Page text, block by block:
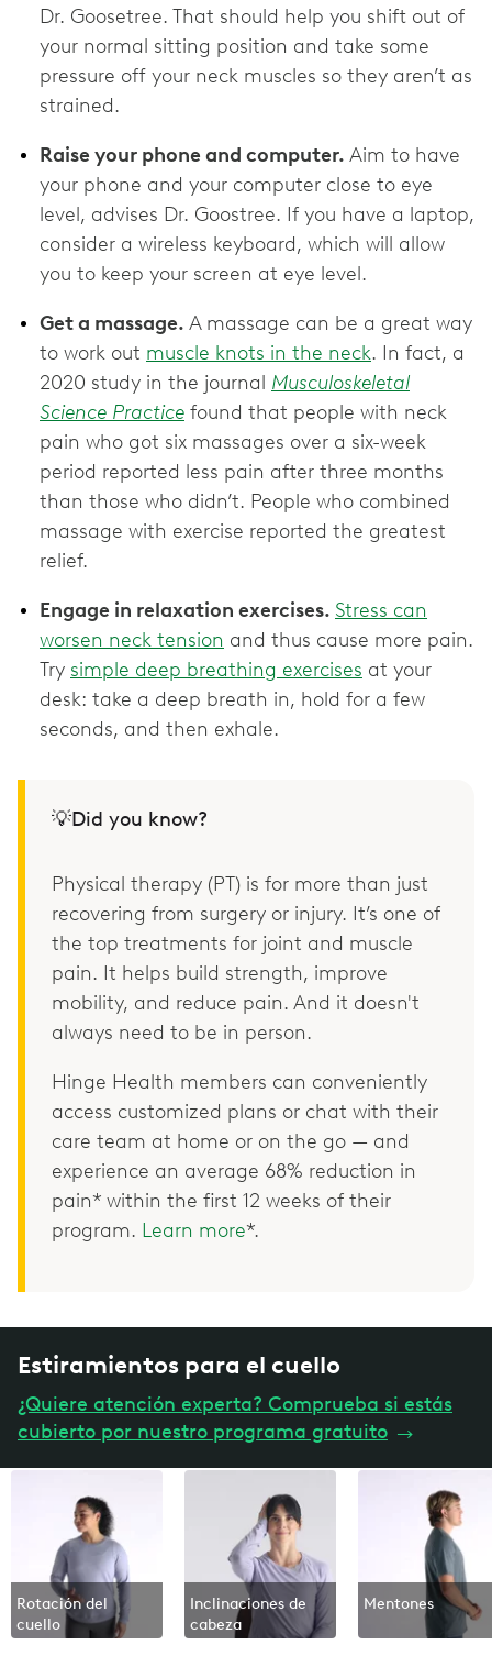
Dr. Goosetree. That should help you shift out of
your normal sitting position and take some
pressure off your neck muscles so they aren’t as
strained.
Raise your phone and computer. Aim to have
your phone and your computer close to eye
level, advises Dr. Goostree. If you have a laptop,
consider a wireless keyboard, which will allow
you to keep your screen at eye level.
Get a massage. A massage can be a great way
to work out muscle knots in the neck. In fact, a
2020 study in the journal Musculoskeletal
Science Practice found that people with neck
pain who got six massages over a six-week
period reported less pain after three months
than those who didn’t. People who combined
massage with exercise reported the greatest
relief.
Engage in relaxation exercises. Stress can
worsen neck tension and thus cause more pain.
Try simple deep breathing exercises at your
desk: take a deep breath in, hold for a few
seconds, and then exhale.
💡Did you know?
Physical therapy (PT) is for more than just
recovering from surgery or injury. It’s one of
the top treatments for joint and muscle
pain. It helps build strength, improve
mobility, and reduce pain. And it doesn't
always need to be in person.
Hinge Health members can conveniently
access customized plans or chat with their
care team at home or on the go — and
experience an average 68% reduction in
pain* within the first 12 weeks of their
program. Learn more*.
Estiramientos para el cuello
¿Quiere atención experta? Comprueba si estás
cubierto por nuestro programa gratuito →
Rotación del
cuello
Inclinaciones de
cabeza
Mentones